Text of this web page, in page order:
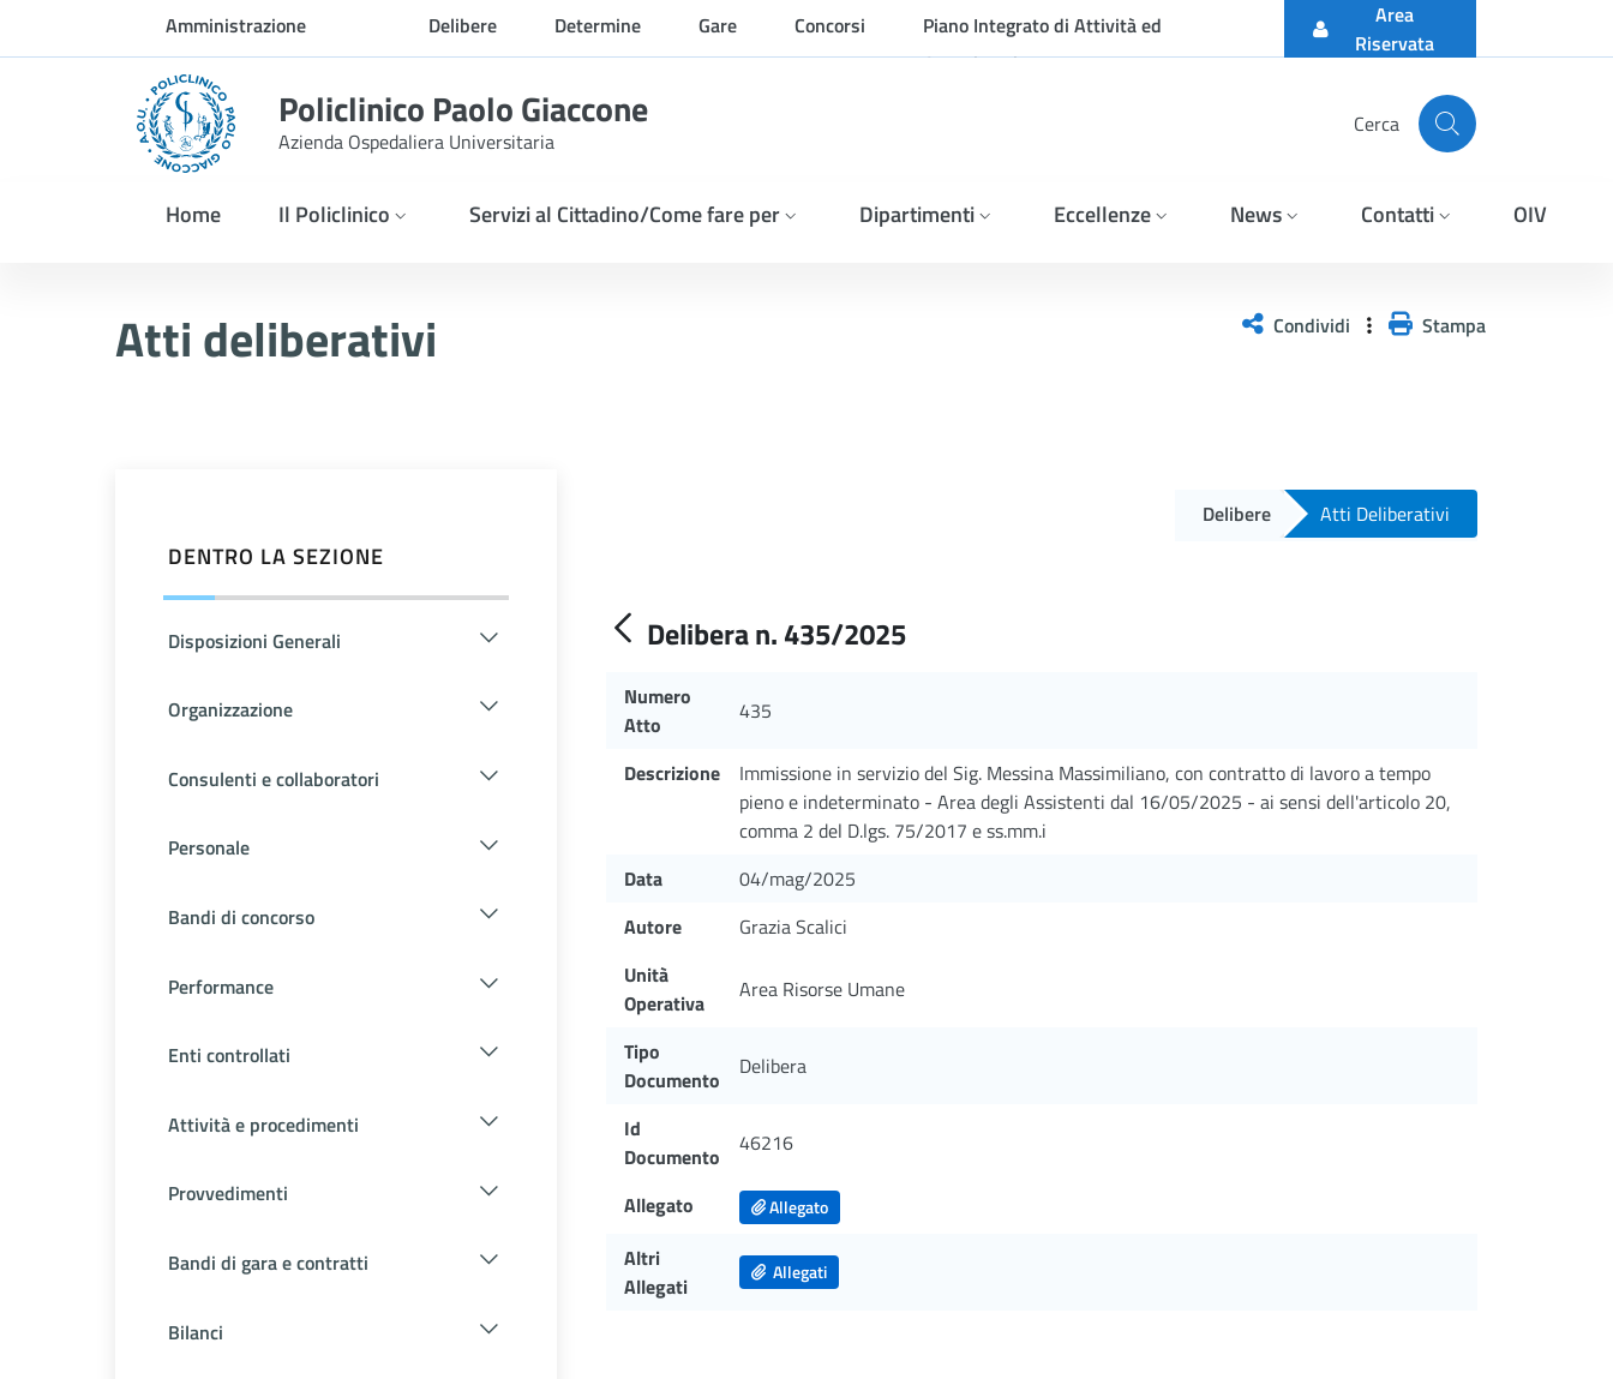
Skip to Main ContentAmministrazione
trasparente
Delibere Determine Gare Concorsi
Piano Integrato di Attività ed
Organizzazione
Area
Riservata
Policlinico Paolo Giaccone
Azienda Ospedaliera Universitaria
Cerca
Home Il Policlinico Servizi al Cittadino/Come fare per Dipartimenti Eccellenze News Contatti OIV
Atti deliberativi Condividi Stampa
DENTRO LA SEZIONE
Disposizioni Generali
Organizzazione
Consulenti e collaboratori
Personale
Bandi di concorso
Performance
Enti controllati
Attività e procedimenti
Provvedimenti
Bandi di gara e contratti
Bilanci
Delibere Atti Deliberativi
Delibera n. 435/2025
Numero
Atto
435
Descrizione
Immissione in servizio del Sig. Messina Massimiliano, con contratto di lavoro a tempo
pieno e indeterminato - Area degli Assistenti dal 16/05/2025 - ai sensi dell'articolo 20,
comma 2 del D.lgs. 75/2017 e ss.mm.i
Data
04/mag/2025
Autore
Grazia Scalici
Unità
Operativa
Area Risorse Umane
Tipo
Documento
Delibera
Id
Documento
46216
Allegato Allegato
Altri
Allegati
Allegati